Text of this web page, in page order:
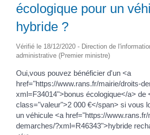
écologique pour un
hybride ?
Vérifié le 18/12/2020 - Direction de
administrative (Premier ministre)
Oui,vous pouvez bénéficier d'un <a
href="https://www.rans.fr/mairie/droits-
xml=F34014">bonus écologique</a> de
class="valeur">2 000 €</span> si vous
un véhicule <a href="https://
demarches/?xml=R46343">hybride